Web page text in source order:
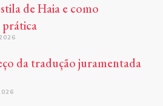
de Haia e como
da tradução juramentada